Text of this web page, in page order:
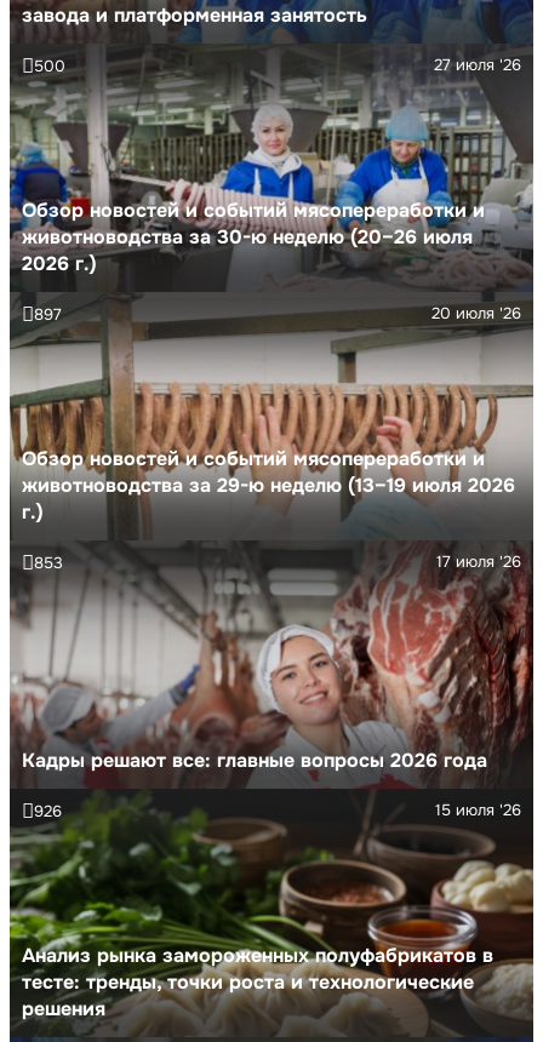
завода и платформенная занятость
Обзор новостей и событий мясопереработки и
животноводства за 30-ю неделю (20–26 июля
2026 г.)
27 июля '26
500
Обзор новостей и событий мясопереработки и
животноводства за 29-ю неделю (13–19 июля 2026
г.)
20 июля '26
897
Кадры решают все: главные вопросы 2026 года
17 июля '26
853
Анализ рынка замороженных полуфабрикатов в
тесте: тренды, точки роста и технологические
решения
15 июля '26
926